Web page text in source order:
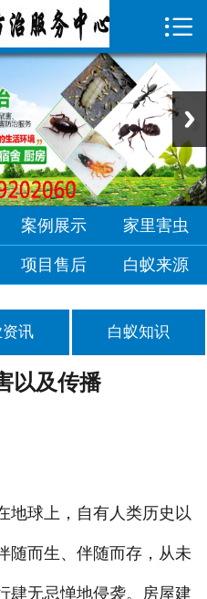
 首页
关于我们
案例展示
家里害虫
产品展示
行业知识库

案例展示 家里害虫
项目售后 白蚁来源
讯 白蚁知识
以及传播
球上，自有人类历史以
随而生、伴随而存，从未
肆无忌惮地侵袭。房屋建